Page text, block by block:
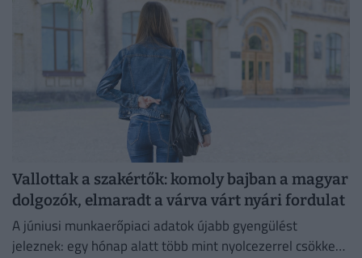
Vallottak a szakértők: komoly bajban a magyar
dolgozók, elmaradt a várva várt nyári fordulat
A júniusi munkaerőpiaci adatok újabb gyengülést
jeleznek: egy hónap alatt több mint nyolcezerrel csökkent